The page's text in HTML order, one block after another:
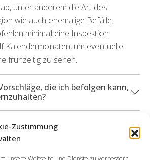
Zustimmung
unter anderem die Art des
wie auch ehemalige Befälle.
minimal eine Inspektion
Kalendermonaten, um eventuelle
frühzeitig zu sehen.
die ich befolgen kann,
kann ich in
wenn durch die Ungeziefer
sind?